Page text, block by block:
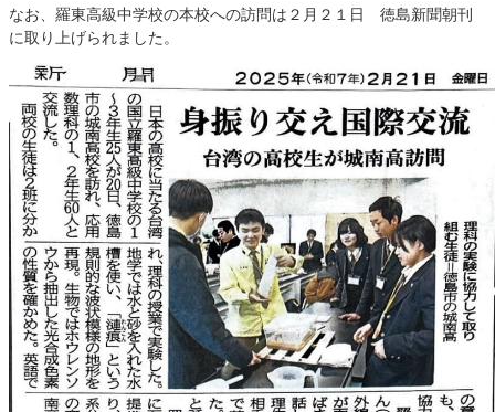
なお、羅東高級中学校の本校への訪問は２月２１日 徳島新聞朝刊
に取り上げられました。